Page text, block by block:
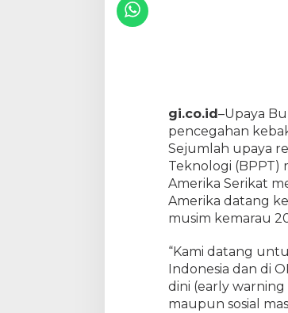
gi.co.id –Upaya
pencegahan
Sejumlah upaya
Teknologi (BPPT)
Amerika Serikat
Amerika datang
musim kemarau
“Kami datang
Indonesia dan di
dini (early
maupun sosial